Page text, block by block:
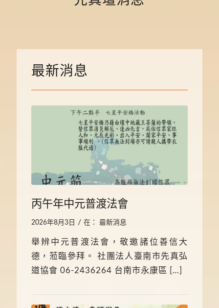
最新消息
丙午年中元普渡法會
2026年8月3日 / 在： 最新消息
舉辨中元普渡法會，敬邀諸位善信大
德，蒞臨參拜。 社團法人臺南市先真弘
道協會 06-2436264 台南市永康區 […]